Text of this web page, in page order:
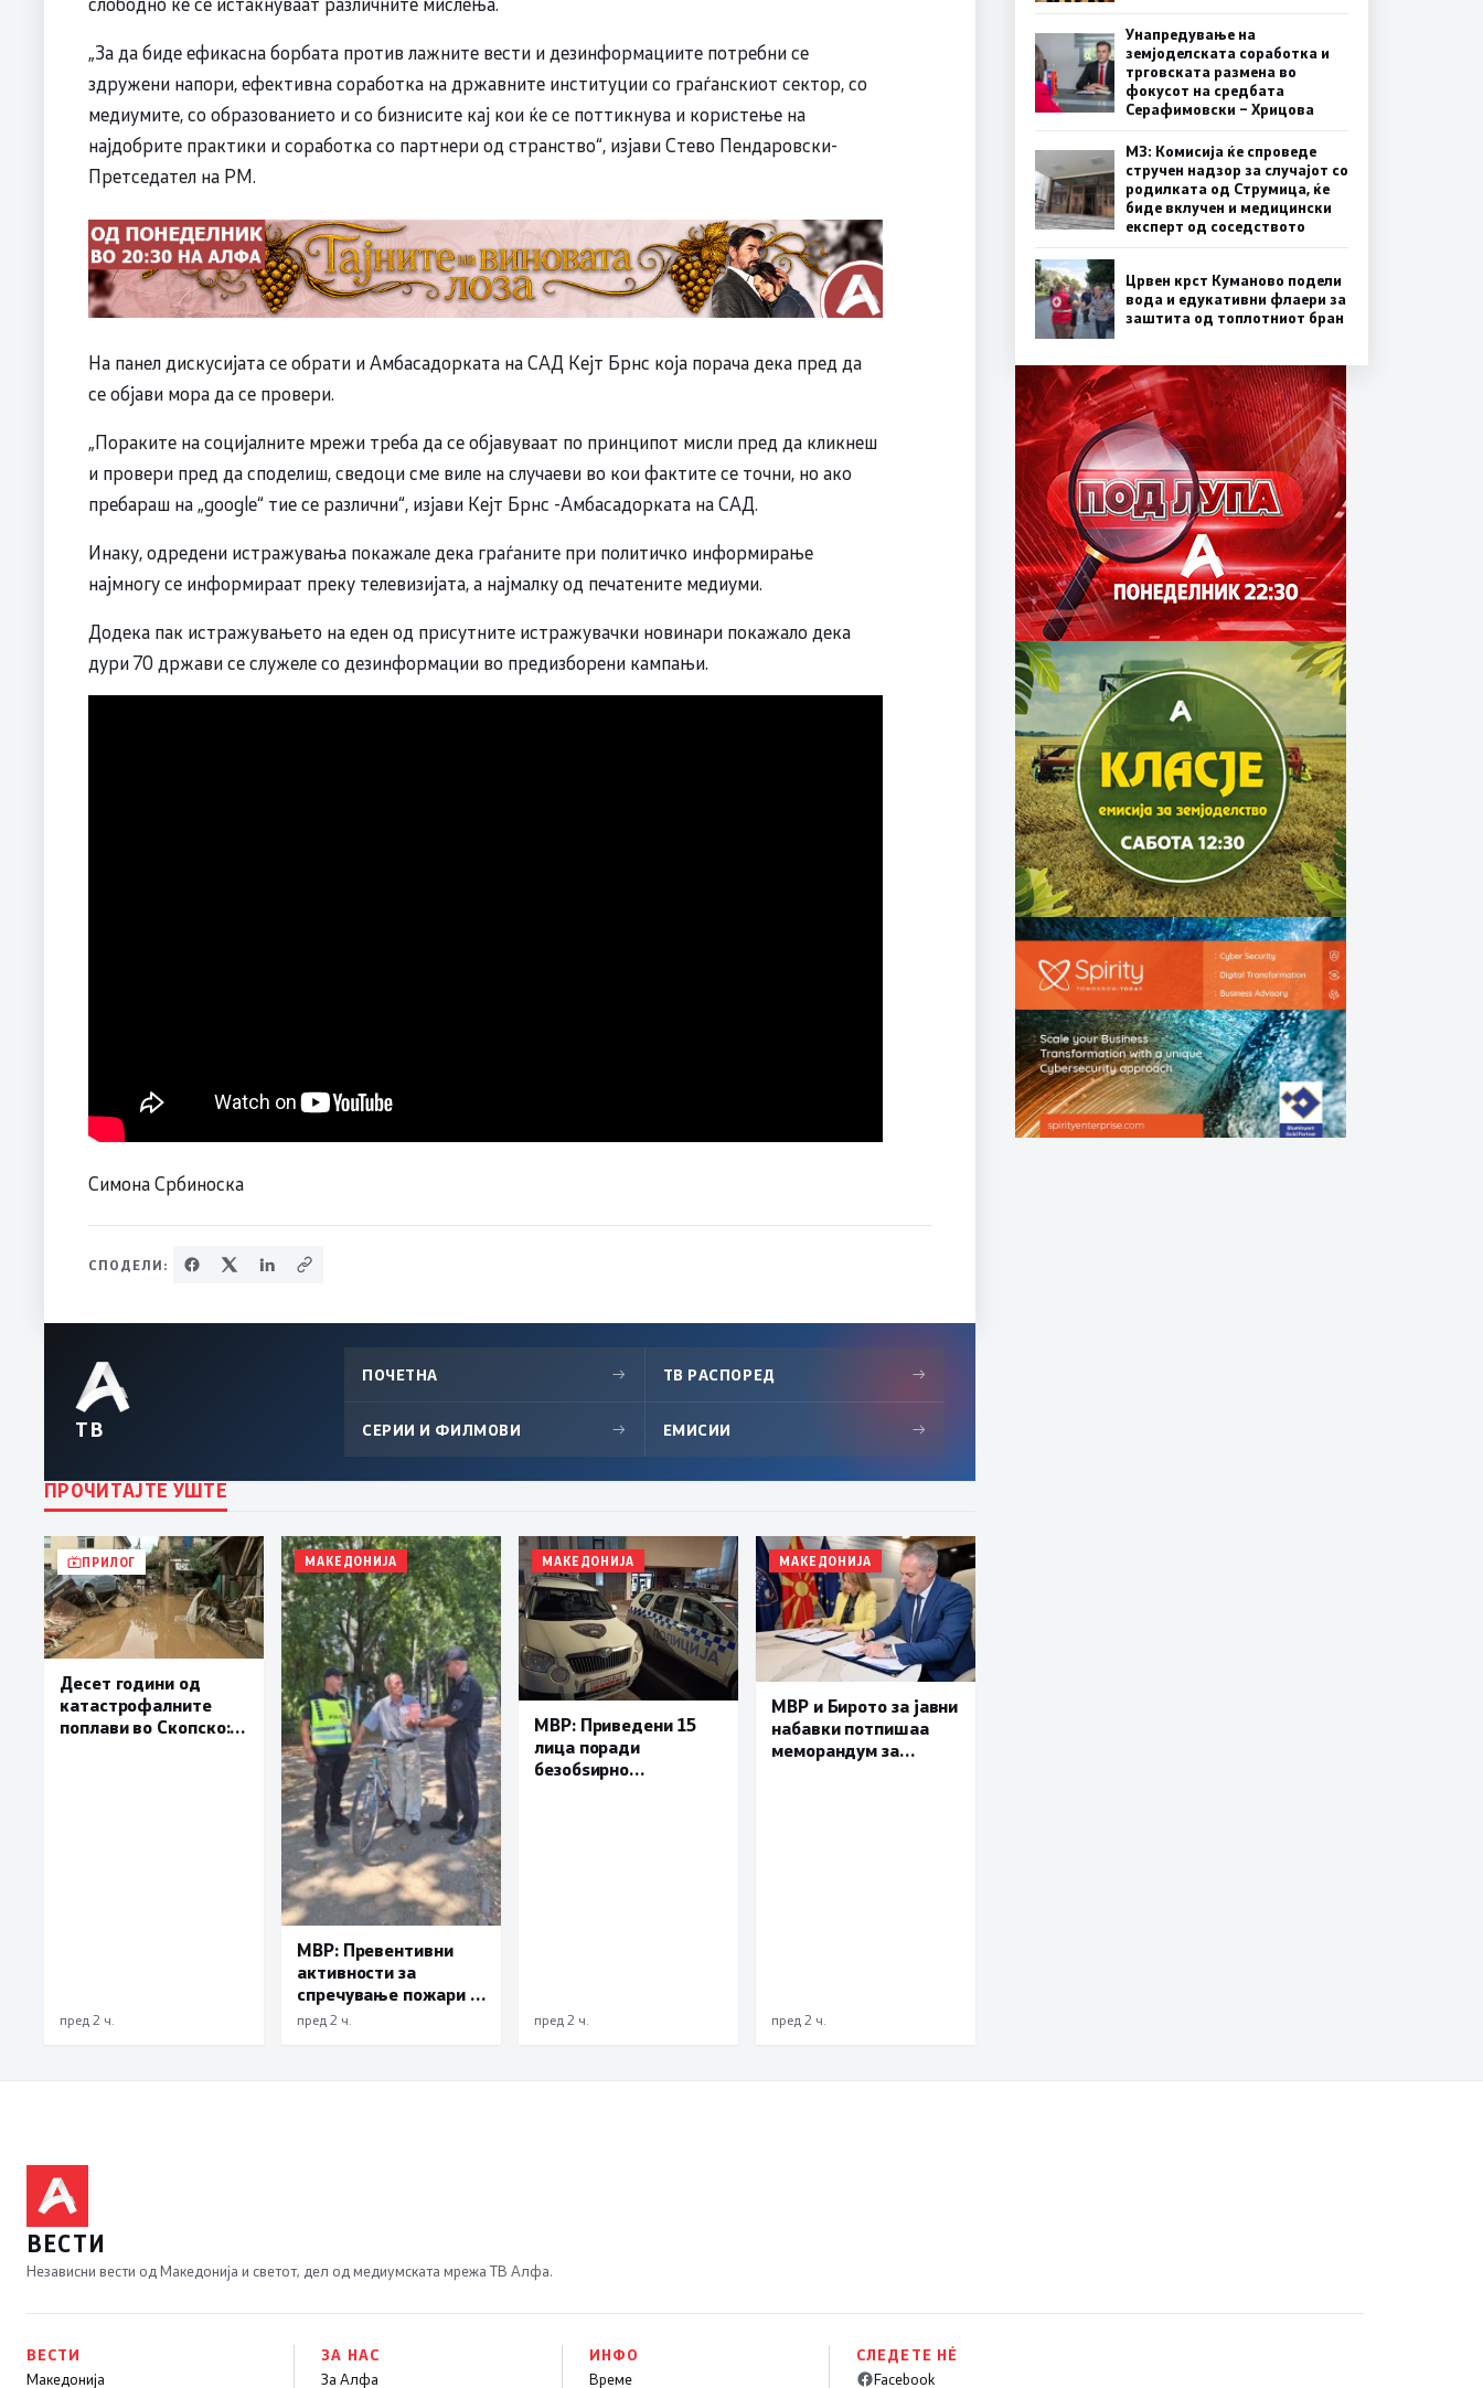
„За да биде ефикасна борбата против лажните вести и дезинформациите потребни се
здружени напори, ефективна соработка на државните институции со граѓанскиот сектор, со
медиумите, со образованието и со бизнисите кај кои ќе се поттикнува и користење на
најдобрите практики и соработка со партнери од странство“, изјави Стево Пендаровски-
Претседател на РМ.
На панел дискусијата се обрати и Амбасадорката на САД Кејт Брнс која порача дека пред да
се објави мора да се провери.
„Пораките на социјалните мрежи треба да се објавуваат по принципот мисли пред да кликнеш
и провери пред да споделиш, сведоци сме виле на случаеви во кои фактите се точни, но ако
пребараш на „google“ тие се различни“, изјави Кејт Брнс -Амбасадорката на САД.
Инаку, одредени истражувања покажале дека граѓаните при политичко информирање
најмногу се информираат преку телевизијата, а најмалку од печатените медиуми.
Додека пак истражувањето на еден од присутните истражувачки новинари покажало дека
дури 70 држави се служеле со дезинформации во предизборени кампањи.
Симона Србиноска
СПОДЕЛИ:
ТВ
ПОЧЕТНА → ТВ РАСПОРЕД →
СЕРИИ И ФИЛМОВИ → ЕМИСИИ →
ПРОЧИТАЈТЕ УШТЕ
ПРИЛОГ
Десет години од
катастрофалните
поплави во Скопско:
пред 2 ч.
МАКЕДОНИЈА
МВР: Превентивни
активности за
спречување пожари и
имотни деликти, како
пред 2 ч.
МАКЕДОНИЈА
МВР: Приведени 15
лица поради
безобѕирно
пред 2 ч.
МАКЕДОНИЈА
МВР и Бирото за јавни
набавки потпишаа
меморандум за
пред 2 ч.
Унапредување на
земјоделската соработка и
трговската размена во
фокусот на средбата
Серафимовски – Хрицова
МЗ: Комисија ќе спроведе
стручен надзор за случајот со
родилката од Струмица, ќе
биде вклучен и медицински
експерт од соседството
Црвен крст Куманово подели
вода и едукативни флаери за
заштита од топлотниот бран
ВЕСТИ
Независни вести од Македонија и светот, дел од медиумската мрежа ТВ Алфа.
ВЕСТИ
Македонија
ЗА НАС
За Алфа
ИНФО
Време
СЛЕДЕТЕ НÉ
Facebook